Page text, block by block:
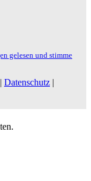
gelesen und stimme
Datenschutz